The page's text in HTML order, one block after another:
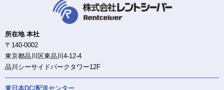
所在地 本社
〒140-0002
東京都品川区東品川4-12-4
品川シーサイドパークタワー12F
東日本DC/配送センター